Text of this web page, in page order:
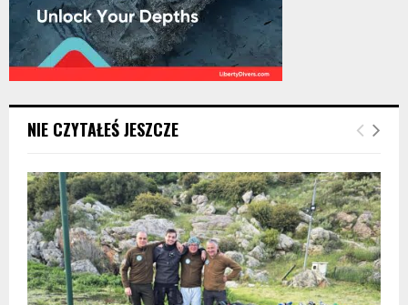
NIE CZYTAŁEŚ JESZCZE